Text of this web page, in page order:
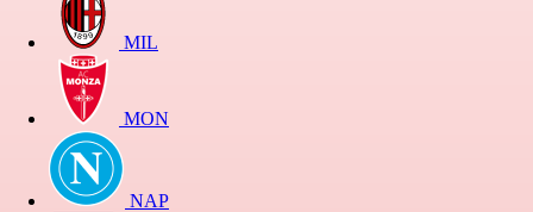
MIL
MON
NAP